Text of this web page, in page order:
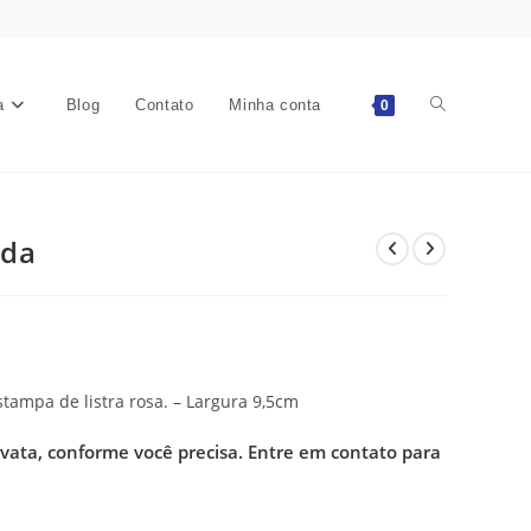
Blog Contato Minha conta 0
de listra rosa. – Largura 9,5cm
conforme você precisa. Entre em contato para